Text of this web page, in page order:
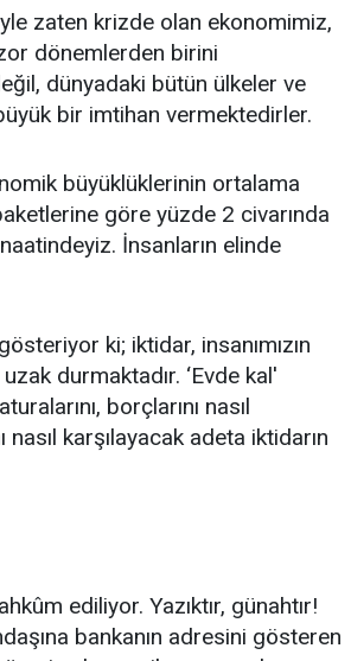
zaten krizde olan ekonomimiz,
dönemlerden birini
dünyadaki bütün ülkeler ve
bir imtihan vermektedirler.
büyüklüklerinin ortalama
göre yüzde 2 civarında
İnsanların elinde
ki; iktidar, insanımızın
durmaktadır. ‘Evde kal'
borçlarını nasıl
karşılayacak adeta iktidarın
ediliyor. Yazıktır, günahtır!
bankanın adresini gösteren